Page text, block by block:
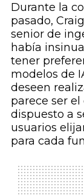
Durante la
pasado,
senior de
había
tener
modelos de
deseen
parece ser
dispuesto a
usuarios
para cada